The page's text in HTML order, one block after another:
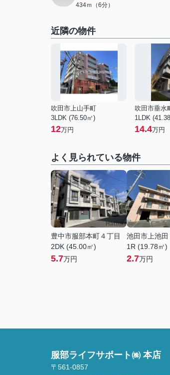
434ｍ（6分）
近隣の物件
吹田市上山手町
3LDK (76.50㎡)
12万円
吹田市垂水
1LDK
14.4万円
よく見られている物件
豊中市服部本町４丁目
2DK (45.00㎡)
5.7万円
池田市上池田
1R (19.78㎡)
2.7万円
服部ライフサポート㈱ 本店
〒561-0857